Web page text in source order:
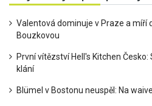
Valentová dominuje v Praze a míří
Bouzkovou
První vítězství Hell's Kitchen
klání
Blümel v Bostonu neuspěl: Na